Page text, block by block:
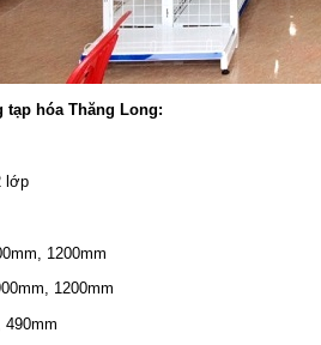
tạp hóa Thăng Long:
lớp
1200mm
1200mm
490mm